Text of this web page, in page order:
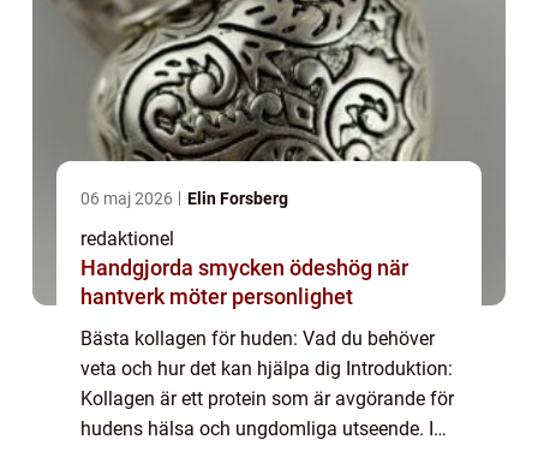
06 maj 2026 Elin Forsberg
redaktionel
Handgjorda smycken ödeshög när
hantverk möter personlighet
Bästa kollagen för huden: Vad du behöver
veta och hur det kan hjälpa dig Introduktion:
Kollagen är ett protein som är avgörande för
hudens hälsa och ungdomliga utseende. I